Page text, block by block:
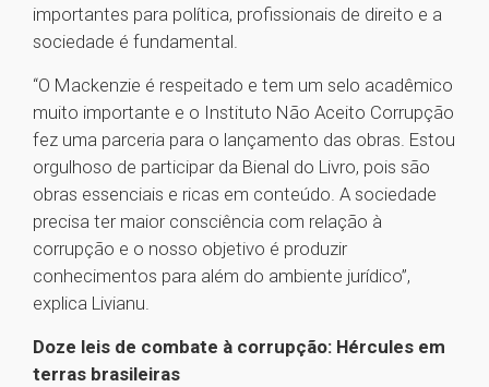
importantes para política, profissionais de direito e a
sociedade é fundamental.
“O Mackenzie é respeitado e tem um selo acadêmico
muito importante e o Instituto Não Aceito Corrupção
fez uma parceria para o lançamento das obras. Estou
orgulhoso de participar da Bienal do Livro, pois são
obras essenciais e ricas em conteúdo. A sociedade
precisa ter maior consciência com relação à
corrupção e o nosso objetivo é produzir
conhecimentos para além do ambiente jurídico”,
explica Livianu.
Doze leis de combate à corrupção: Hércules em
terras brasileiras